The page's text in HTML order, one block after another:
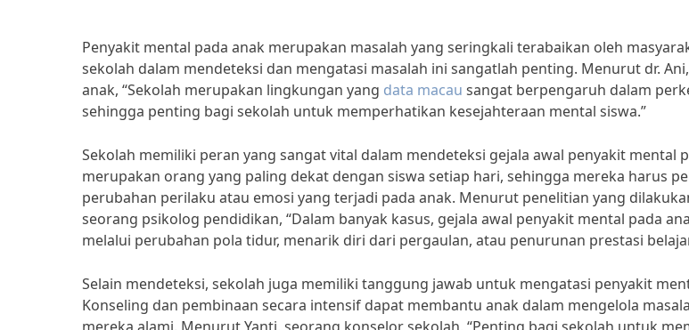
Penyakit mental pada anak merupakan masalah yang seringkali terabaikan oleh
sekolah dalam mendeteksi dan mengatasi masalah ini sangatlah penting. Menurut dr.
anak, “Sekolah merupakan lingkungan yang data macau sangat berpengaruh dalam
sehingga penting bagi sekolah untuk memperhatikan kesejahteraan mental siswa.”
Sekolah memiliki peran yang sangat vital dalam mendeteksi gejala awal penyakit mental
merupakan orang yang paling dekat dengan siswa setiap hari, sehingga mereka harus
perubahan perilaku atau emosi yang terjadi pada anak. Menurut penelitian yang
seorang psikolog pendidikan, “Dalam banyak kasus, gejala awal penyakit mental pada
melalui perubahan pola tidur, menarik diri dari pergaulan, atau penurunan prestasi
Selain mendeteksi, sekolah juga memiliki tanggung jawab untuk mengatasi penyakit
Konseling dan pembinaan secara intensif dapat membantu anak dalam mengelola